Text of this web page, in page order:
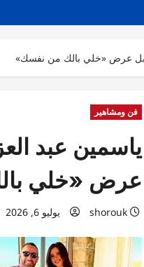
قبل عرض «خلي بالك من نفسك»
فن ومشاهير
ياسمين عبد
عرض «خلي
shorouk يوليو 6, 2026